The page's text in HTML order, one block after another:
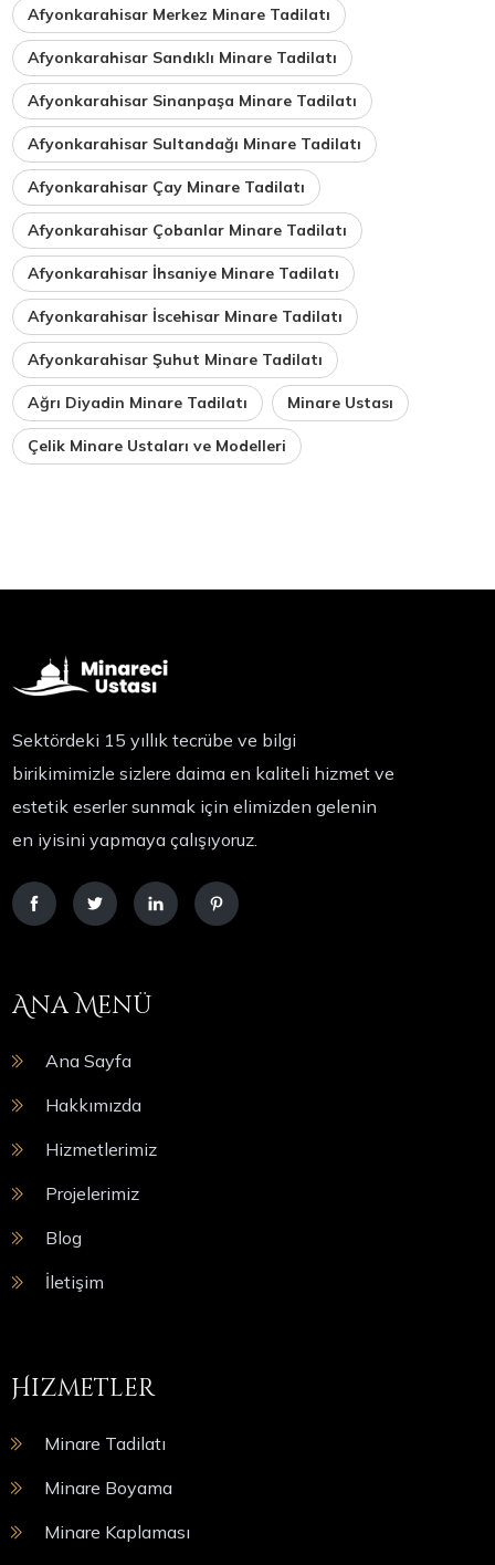
Afyonkarahisar Merkez Minare Tadilatı
Afyonkarahisar Sandıklı Minare Tadilatı
Afyonkarahisar Sinanpaşa Minare Tadilatı
Afyonkarahisar Sultandağı Minare Tadilatı
Afyonkarahisar Çay Minare Tadilatı
Afyonkarahisar Çobanlar Minare Tadilatı
Afyonkarahisar İhsaniye Minare Tadilatı
Afyonkarahisar İscehisar Minare Tadilatı
Afyonkarahisar Şuhut Minare Tadilatı
Ağrı Diyadin Minare Tadilatı Minare Ustası
Çelik Minare Ustaları ve Modelleri
Sektördeki 15 yıllık tecrübe ve bilgi
birikimimizle sizlere daima en kaliteli hizmet ve
estetik eserler sunmak için elimizden gelenin
en iyisini yapmaya çalışıyoruz.
Ana Menü
Ana Sayfa
Hakkımızda
Hizmetlerimiz
Projelerimiz
Blog
İletişim
Hizmetler
Minare Tadilatı
Minare Boyama
Minare Kaplaması